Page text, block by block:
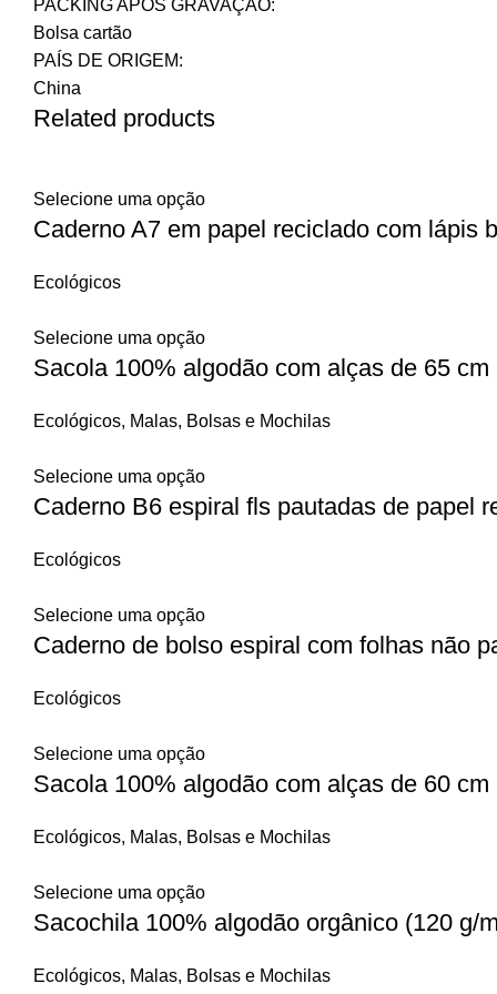
PACKING APÓS GRAVAÇÃO:
Bolsa cartão
PAÍS DE ORIGEM:
China
Related products
Selecione uma opção
Caderno A7 em papel reciclado com lápis
Ecológicos
Selecione uma opção
Sacola 100% algodão com alças de 65 cm
Ecológicos, Malas, Bolsas e Mochilas
Selecione uma opção
Caderno B6 espiral fls pautadas de papel
Ecológicos
Selecione uma opção
Caderno de bolso espiral com folhas não
Ecológicos
Selecione uma opção
Sacola 100% algodão com alças de 60 cm
Ecológicos, Malas, Bolsas e Mochilas
Selecione uma opção
Sacochila 100% algodão orgânico (120 g/
Ecológicos, Malas, Bolsas e Mochilas